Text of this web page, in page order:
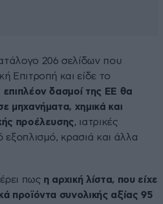
206 σελίδων που
Επιτροπή και είδε το
επιπλέον δασμοί της ΕΕ θα
μηχανήματα, χημικά και
προέλευσης, ιατρικές
εξοπλισμό, κρασιά και άλλα
πως η αρχική λίστα, που είχε
προϊόντα συνολικής αξίας 95